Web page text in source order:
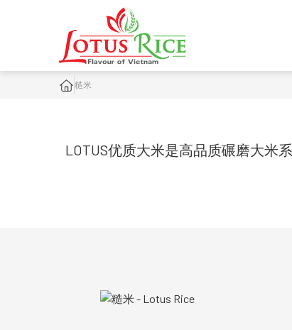
糙米
LOTUS优质大米是高品质碾磨大米